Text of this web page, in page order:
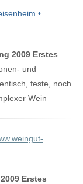
•
2009 Erstes
und
feste, noch
Wein
Erstes